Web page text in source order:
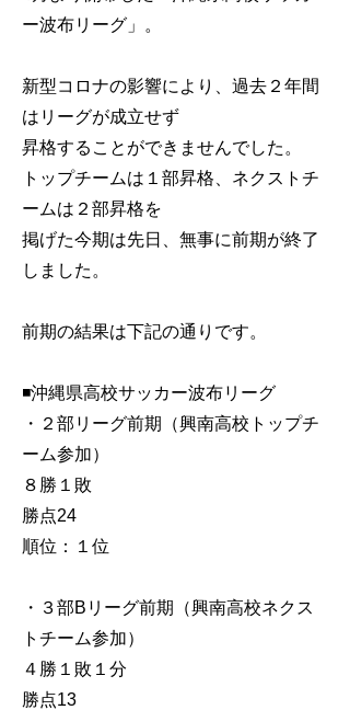
ー波布リーグ」。
新型コロナの影響により、過去２年間
はリーグが成立せず
昇格することができませんでした。
トップチームは１部昇格、ネクストチ
ームは２部昇格を
掲げた今期は先日、無事に前期が終了
しました。
前期の結果は下記の通りです。
◾️沖縄県高校サッカー波布リーグ
・２部リーグ前期（興南高校トップチ
ーム参加）
８勝１敗
勝点24
順位：１位
・３部Bリーグ前期（興南高校ネクス
トチーム参加）
４勝１敗１分
勝点13